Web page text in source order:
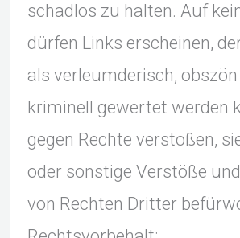
schadlos zu halten. Auf
dürfen Links erscheinen,
als verleumderisch,
kriminell gewertet werden
gegen Rechte verstoßen,
oder sonstige Verstöße
von Rechten Dritter